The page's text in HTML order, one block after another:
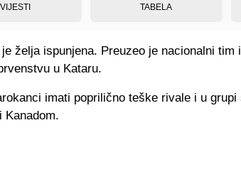
VIJESTI TABELA
želja ispunjena. Preuzeo je nacionalni tim
u Kataru.
imati poprilično teške rivale i u grupi
Kanadom.